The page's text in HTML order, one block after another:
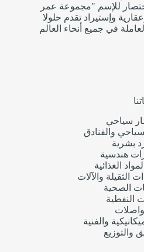
للإسم "مجموعة عمر
وإستيراد تقدم حلولا
في جميع أنحاء العالم
سياحي
والفنادق
بشرية
هندسية
الغذائية
الثقيلة والآلات
الصحية
النفطية
والفنية
والتوزيع